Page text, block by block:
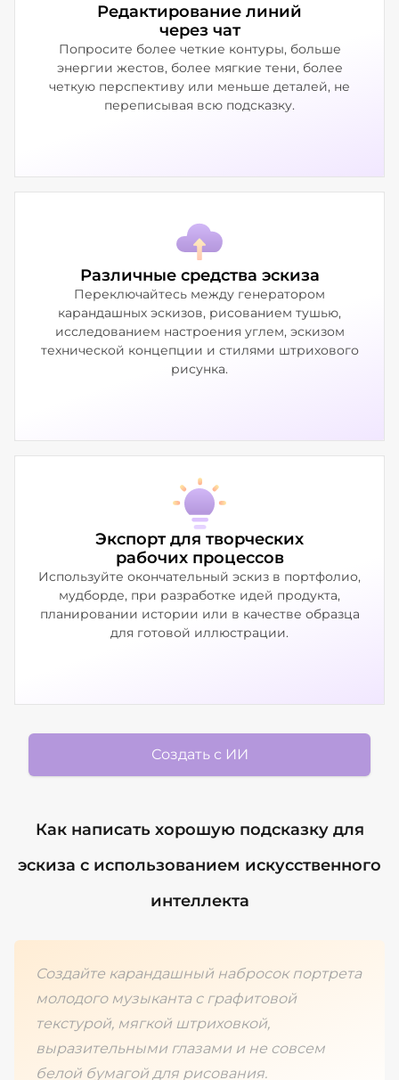
Редактирование линий
через чат
Попросите более четкие контуры, больше
энергии жестов, более мягкие тени, более
четкую перспективу или меньше деталей, не
переписывая всю подсказку.
Различные средства эскиза
Переключайтесь между генератором
карандашных эскизов, рисованием тушью,
исследованием настроения углем, эскизом
технической концепции и стилями штрихового
рисунка.
Экспорт для творческих
рабочих процессов
Используйте окончательный эскиз в портфолио,
мудборде, при разработке идей продукта,
планировании истории или в качестве образца
для готовой иллюстрации.
Создать с ИИ
Как написать хорошую подсказку для
эскиза с использованием искусственного
интеллекта
Создайте карандашный набросок портрета
молодого музыканта с графитовой
текстурой, мягкой штриховкой,
выразительными глазами и не совсем
белой бумагой для рисования.